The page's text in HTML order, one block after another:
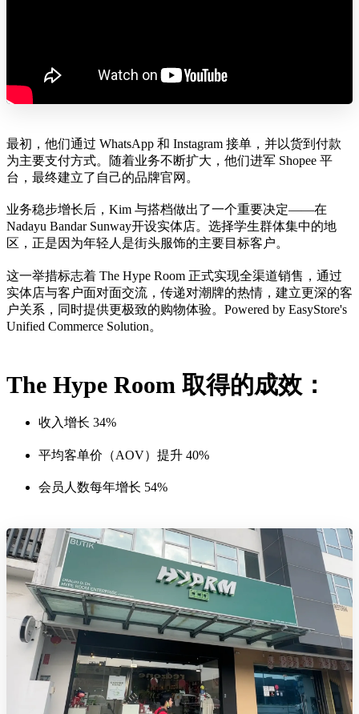
最初，他们通过 WhatsApp 和 Instagram 接单，并以货到付款
为主要支付方式。随着业务不断扩大，他们进军 Shopee 平
台，最终建立了自己的品牌官网。
业务稳步增长后，Kim 与搭档做出了一个重要决定——在
Nadayu Bandar Sunway开设实体店。选择学生群体集中的地
区，正是因为年轻人是街头服饰的主要目标客户。
这一举措标志着 The Hype Room 正式实现全渠道销售，通过
实体店与客户面对面交流，传递对潮牌的热情，建立更深的客
户关系，同时提供更极致的购物体验。Powered by EasyStore's
Unified Commerce Solution。
The Hype Room 取得的成效：
收入增长 34%
平均客单价（AOV）提升 40%
会员人数每年增长 54%